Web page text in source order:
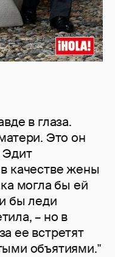
в глаза.
Это он
Эдит
качестве жены
могла бы ей
бы леди
– но в
ее встретят
объятиями."